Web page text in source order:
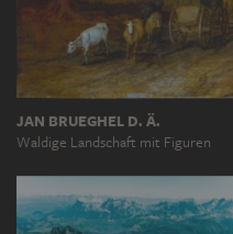
JAN BRUEGHEL D. Ä.
Waldige Landschaft mit Figuren